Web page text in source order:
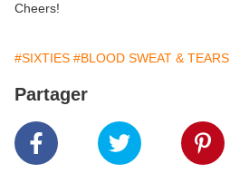
Cheers!
#SIXTIES #BLOOD SWEAT & TEARS
Partager